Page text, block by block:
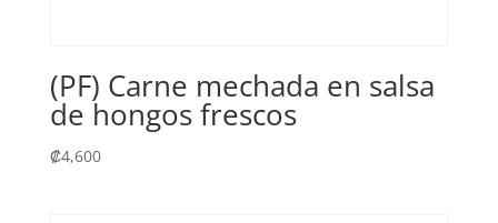
(PF) Carne mechada en salsa
de hongos frescos
₡4,600